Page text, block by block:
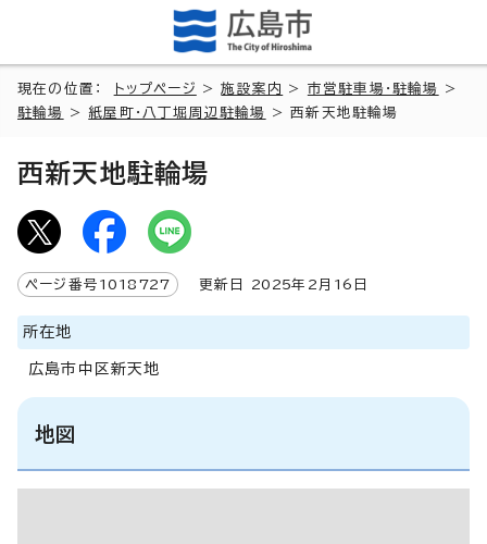
現在の位置： トップページ >施設案内 > 市営駐車場・駐輪場
>
駐輪場
>紙屋町・八丁堀周辺駐輪場 > 西新天地駐輪場
西新天地駐輪場
ページ番号 1018727 更新日 2025年2月 16 日
所在地
広島市中区新天地
地図